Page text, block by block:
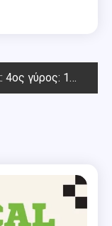
4ος γύρος: 1ο Διεθνές Κλειστό Νόρμας GM & IM και 1ο Διεθνές Όπεν ΣΟ Θωμάς Γεωργίου 2017